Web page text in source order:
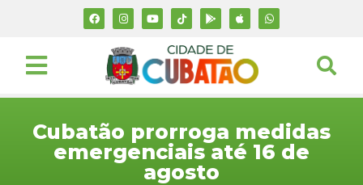
Cubatão prorroga medidas
emergenciais até 16 de
agosto